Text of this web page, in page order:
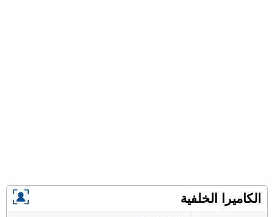
الكاميرا الخلفية